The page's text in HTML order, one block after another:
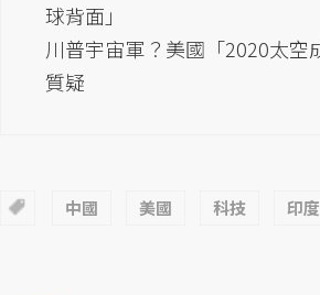
球背面」
川普宇宙軍？美國「2020太空
質疑
中國 美國 科技 印度